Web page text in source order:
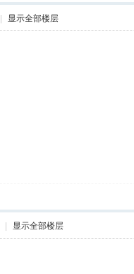
显示全部楼层
显示全部楼层